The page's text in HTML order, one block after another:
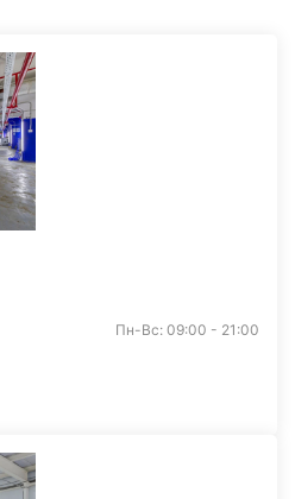
Пн-Вс: 09:00 - 21:00